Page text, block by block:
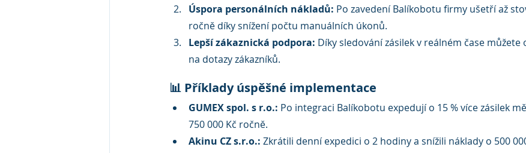
Úspora personálních nákladů: Po zavedení Balíkobotu firmy ušetří až
ročně díky snížení počtu manuálních úkonů.
Lepší zákaznická podpora: Díky sledování zásilek v reálném čase
na dotazy zákazníků.
📊 Příklady úspěšné implementace
GUMEX spol. s r.o.: Po integraci Balíkobotu expedují o 15 % více zásilek
750 000 Kč ročně.
Akinu CZ s.r.o.: Zkrátili denní expedici o 2 hodiny a snížili náklady o 500